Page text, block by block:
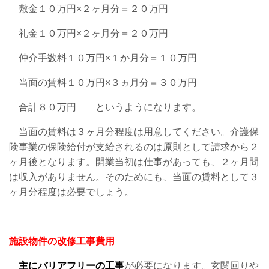
敷金１０万円×２ヶ月分＝２０万円
礼金１０万円×２ヶ月分＝２０万円
仲介手数料１０万円×１か月分＝１０万円
当面の賃料１０万円×３ヵ月分＝３０万円
合計８０万円 というようになります。
当面の賃料は３ヶ月分程度は用意してください。介護保
険事業の保険給付が支給されるのは原則として請求から２
ヶ月後となります。開業当初は仕事があっても、２ヶ月間
は収入がありません。そのためにも、当面の賃料として３
ヶ月分程度は必要でしょう。
施設物件の改修工事費用
主にバリアフリーの工事が必要になります。玄関回りや